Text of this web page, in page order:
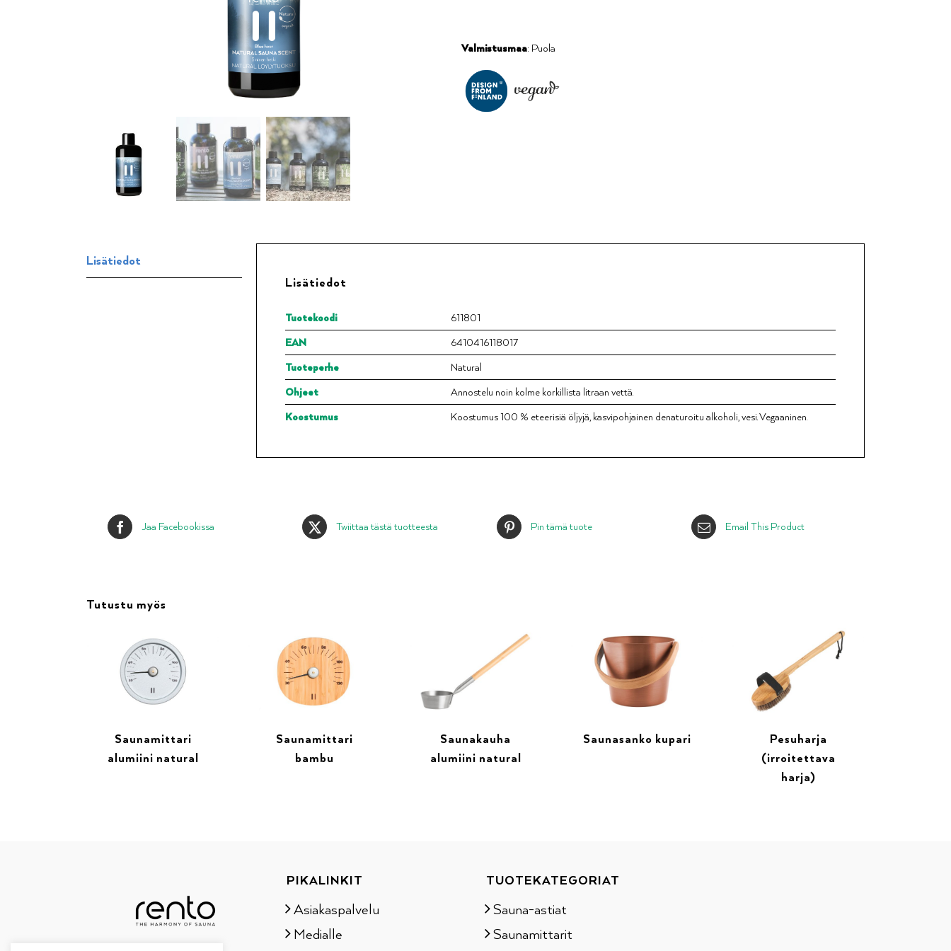
Valmistusmaa: Puola
Lisätiedot
Lisätiedot
Tuotekoodi
611801
EAN
6410416118017
Tuoteperhe
Natural
Ohjeet
Annostelu noin kolme korkillista litraan vettä.
Koostumus
Koostumus 100 % eteerisiä öljyjä, kasvipohjainen denaturoitu alkoholi, vesi. Vegaaninen.
Jaa Facebookissa Twiittaa tästä tuotteesta Pin tämä tuote Email This Product
Tutustu myös
Saunamittari
alumiini natural
Saunamittari
bambu
Saunakauha
alumiini natural
Saunasanko kupari
Pesuharja
(irroitettava
harja)
PIKALINKIT
Asiakaspalvelu
Medialle
TUOTEKATEGORIAT
Sauna-astiat
Saunamittarit